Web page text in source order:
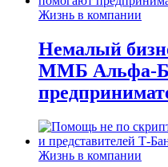
Жизнь в компании
Немалый
ММБ Альфа-
Жизнь в компании